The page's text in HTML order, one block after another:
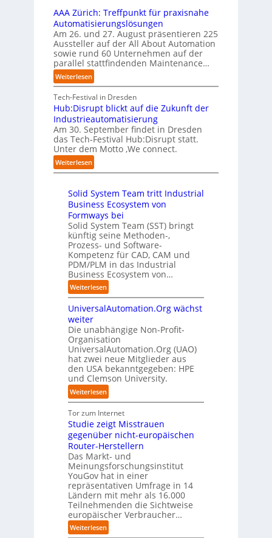
l
d
u
n
g
s
e
l
l
e
n
i
b
e
n
u
n
b
e
s
t
z
r
u
n
g
a
n
“
t
e
t
B
i
e
t
e
r
v
e
r
f
a
h
r
e
f
ü
r
d
e
n
G
i
g
a
f
a
c
t
o
r
y
-
A
u
s
b
a
u
t
S
t
e
f
a
n
S
w
a
b
z
u
m
C
-
C
E
O
t
e
r
n
e
h
m
e
n
w
o
l
e
n
R
h
e
n
z
e
n
t
r
e
n
n
D
e
u
t
s
c
h
l
a
n
d
AAA Zürich: Treffpunkt für praxisnahe
Automatisierungslösungen
Am 26. und 27. August präsentieren 225
Aussteller auf der All About Automation
sowie rund 60 Unternehmen auf der
parallel stattfindenden Maintenance…
Weiterlesen:
A
A
A
Z
ü
r
i
c
h
T
r
e
f
f
p
u
n
k
t
f
r
p
r
a
x
i
s
n
a
e
A
u
t
o
m
a
t
i
s
i
e
Tech-Festival in Dresden
Hub:Disrupt blickt auf die Zukunft der
Industrieautomatisierung
Am 30. September findet in Dresden
das Tech-Festival Hub:Disrupt statt.
Unter dem Motto ‚We connect.
Weiterlesen:
H
b
:
D
i
s
r
u
p
t
b
l
i
c
k
t
a
u
f
d
i
e
Z
u
k
u
n
f
t
d
e
r
I
n
d
Solid System Team tritt Industrial
Business Ecosystem von
Formways bei
Solid System Team (SST) bringt
künftig seine Methoden-,
Prozess- und Software-
Kompetenz für CAD, CAM und
PDM/PLM in das Industrial
Business Ecosystem von…
Weiterlesen:
S
o
i
d
S
y
s
t
e
m
T
e
a
t
r
i
t
t
I
n
d
u
UniversalAutomation.Org wächst
weiter
Die unabhängige Non-Profit-
Organisation
UniversalAutomation.Org (UAO)
hat zwei neue Mitglieder aus
den USA bekanntgegeben: HPE
und Clemson University.
Weiterlesen:
U
n
i
v
e
r
s
a
l
A
u
t
o
m
Tor zum Internet
Studie zeigt Misstrauen
gegenüber nicht-europäischen
Router-Herstellern
Das Markt- und
Meinungsforschungsinstitut
YouGov hat in einer
repräsentativen Umfrage in 14
Ländern mit mehr als 16.000
Teilnehmenden die Sichtweise
europäischer Verbraucher…
Weiterlesen: